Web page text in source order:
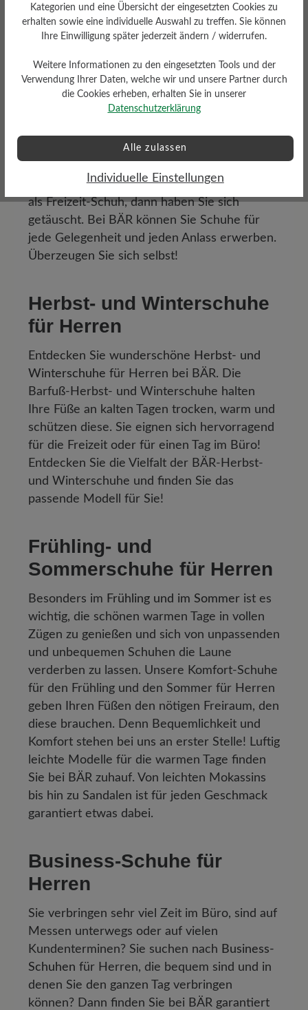
Jeder Schuh von BÄR folgt den drei
Prinzipien:Zehenfreiheit,Nullabsatzund
macht die Beliebten Schuhe für Herren
bequem und komfortabel. Denn die Zehen
Ihrer Füße werden nicht gequetscht oder
Füßen an und nicht der Fuß dem Schuh.
können keinen Trends folgen oder gibt es nur
als Freizeit-Schuh, dann haben Sie sich
getäuscht. Bei BÄR können Sie Schuhe für
jede Gelegenheit und jeden Anlass erwerben.
Überzeugen Sie sich selbst!
Herbst- und Winterschuhe
für Herren
Entdecken Sie wunderschöne Herbst- und
Winterschuhe für Herren bei BÄR. Die
Barfuß-Herbst- und Winterschuhe halten
Ihre Füße an kalten Tagen trocken, warm und
schützen diese. Sie eignen sich hervorragend
für die Freizeit oder für einen Tag im Büro!
Entdecken Sie die Vielfalt der BÄR-Herbst-
und Winterschuhe und finden Sie das
passende Modell für Sie!
Frühling- und
Sommerschuhe für Herren
Besonders im Frühling und im Sommer ist es
wichtig, die schönen warmen Tage in vollen
Zügen zu genießen und sich von unpassenden
und unbequemen Schuhen die Laune
verderben zu lassen. Unsere Komfort-Schuhe
für den Frühling und den Sommer für Herren
geben Ihren Füßen den nötigen Freiraum, den
diese brauchen. Denn Bequemlichkeit und
Komfort stehen bei uns an erster Stelle! Luftig
leichte Modelle für die warmen Tage finden
Sie bei BÄR zuhauf. Von leichten Mokassins
bis hin zu Sandalen ist für jeden Geschmack
garantiert etwas dabei.
Business-Schuhe für
Herren
Sie verbringen sehr viel Zeit im Büro, sind auf
Messen unterwegs oder auf vielen
Kundenterminen? Sie suchen nach Business-
Schuhen für Herren, die bequem sind und in
denen Sie den ganzen Tag verbringen
können? Dann finden Sie bei BÄR garantiert
Kategorien und eine Übersicht der eingesetzten Cookies zu
erhalten sowie eine individuelle Auswahl zu treffen. Sie können
Ihre Einwilligung später jederzeit ändern / widerrufen.
Weitere Informationen zu den eingesetzten Tools und der
Verwendung Ihrer Daten, welche wir und unsere Partner durch
die Cookies erheben, erhalten Sie in unserer
Datenschutzerklärung
Alle zulassen
Individuelle Einstellungen